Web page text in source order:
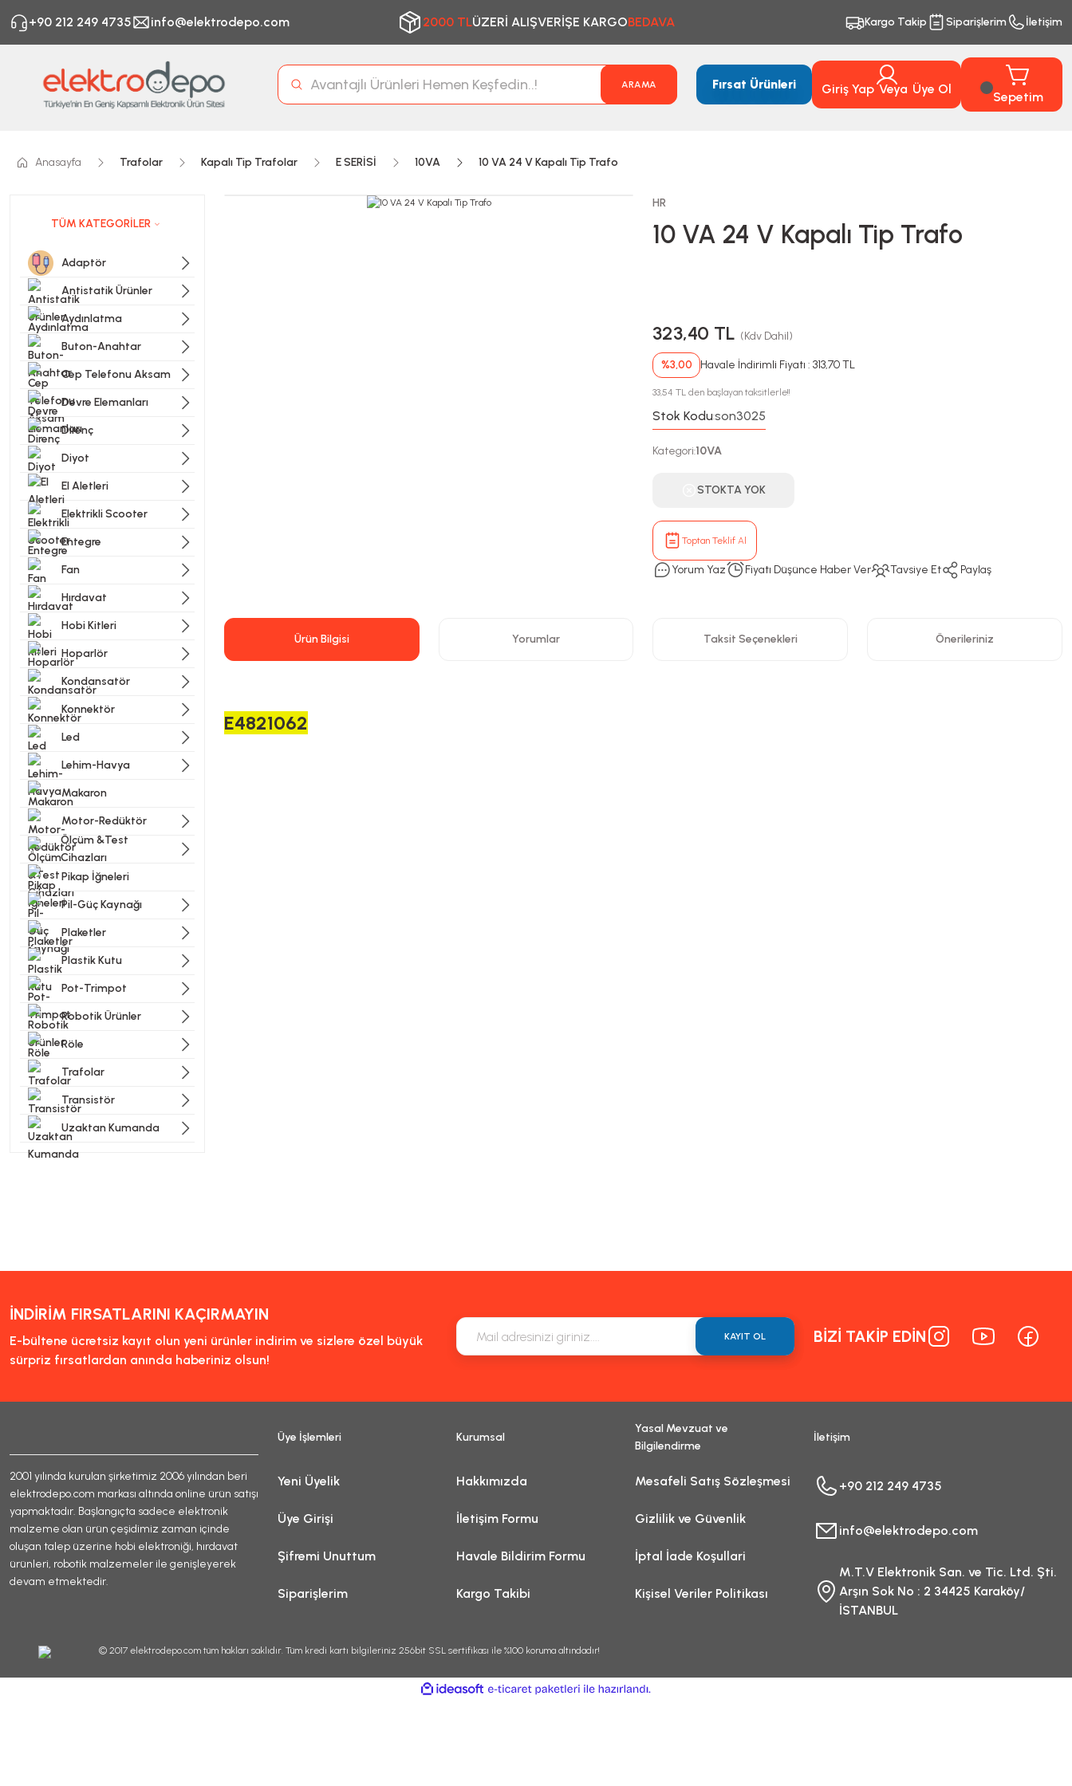
+90 212 249 4735 info@elektrodepo.com 2000 TLÜZERİ ALIŞVERİŞE KARGOBEDAVA Kargo Takip Siparişlerim İletişim
ARAMA Fırsat Ürünleri Giriş Yap Veya Üye Ol
Sepetim
Anasayfa Trafolar Kapalı Tip Trafolar E SERİSİ 10VA 10 VA 24 V Kapalı Tip Trafo
TÜM KATEGORİLER
Adaptör
Antistatik Ürünler
Aydınlatma
Buton-Anahtar
Cep Telefonu Aksam
Devre Elemanları
Direnç
Diyot
El Aletleri
Elektrikli Scooter
Entegre
Fan
Hırdavat
Hobi Kitleri
Hoparlör
Kondansatör
Konnektör
Led
Lehim-Havya
Makaron
Motor-Redüktör
Ölçüm &Test
Cihazları
Pikap İğneleri
Pil-Güç Kaynağı
Plaketler
Plastik Kutu
Pot-Trimpot
Robotik Ürünler
Röle
Trafolar
Transistör
Uzaktan Kumanda
HR
10 VA 24 V Kapalı Tip Trafo
323,40 TL (Kdv Dahil)
%3,00 Havale İndirimli Fiyatı : 313,70 TL
33,54 TL den başlayan taksitlerle!!
Stok Kodu:son3025
Kategori:10VA
STOKTA YOK
Toptan Teklif Al
Yorum Yaz Fiyatı Düşünce Haber Ver Tavsiye Et Paylaş
Ürün Bilgisi Yorumlar Taksit Seçenekleri Önerileriniz
E4821062
İNDİRİM FIRSATLARINI KAÇIRMAYIN
E-bültene ücretsiz kayıt olun yeni ürünler indirim ve sizlere özel büyük
sürpriz fırsatlardan anında haberiniz olsun!
KAYIT OL BİZİ TAKİP EDİN
2001 yılında kurulan şirketimiz 2006 yılından beri
elektrodepo.com markası altında online ürün satışı
yapmaktadır. Başlangıçta sadece elektronik
malzeme olan ürün çeşidimiz zaman içinde
oluşan talep üzerine hobi elektroniği, hırdavat
ürünleri, robotik malzemeler ile genişleyerek
devam etmektedir.
Üye İşlemleri
Yeni Üyelik
Üye Girişi
Şifremi Unuttum
Siparişlerim
Kurumsal
Hakkımızda
İletişim Formu
Havale Bildirim Formu
Kargo Takibi
Yasal Mevzuat ve
Bilgilendirme
Mesafeli Satış Sözleşmesi
Gizlilik ve Güvenlik
İptal İade Koşullari
Kişisel Veriler Politikası
İletişim
+90 212 249 4735
info@elektrodepo.com
M.T.V Elektronik San. ve Tic. Ltd. Şti.
Arşın Sok No : 2 34425 Karaköy/
İSTANBUL
© 2017 elektrodepo.com tüm hakları saklıdır. Tüm kredi kartı bilgileriniz 256bit SSL sertifikası ile %100 koruma altındadır!
ideasoft
e-